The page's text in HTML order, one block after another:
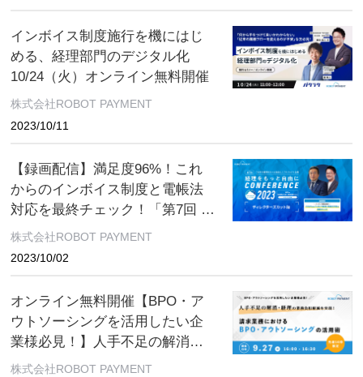
インボイス制度施行を機にはじ
める、経理部門のデジタル化
10/24（火）オンライン無料開催
株式会社ROBOT PAYMENT
2023/10/11
【録画配信】満足度96%！これ
からのインボイス制度と電帳法
対応を最終チェック！「第7回 日
本の経理をもっと自由にカンフ
株式会社ROBOT PAYMENT
2023/10/02
オンライン無料開催【BPO・ア
ウトソーシングを活用したい企
業様必見！】人手不足の解消・
経理の業務負担軽減を実現！請
株式会社ROBOT PAYMENT